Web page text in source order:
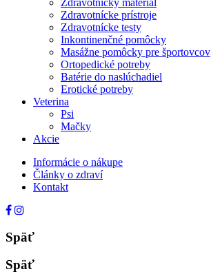
Zdravotnícky materiál
Zdravotnícke prístroje
Zdravotnícke testy
Inkontinenčné pomôcky
Masážne pomôcky pre športovcov
Ortopedické potreby
Batérie do naslúchadiel
Erotické potreby
Veterina
Psi
Mačky
Akcie
Informácie o nákupe
Články o zdraví
Kontakt
Späť
Späť